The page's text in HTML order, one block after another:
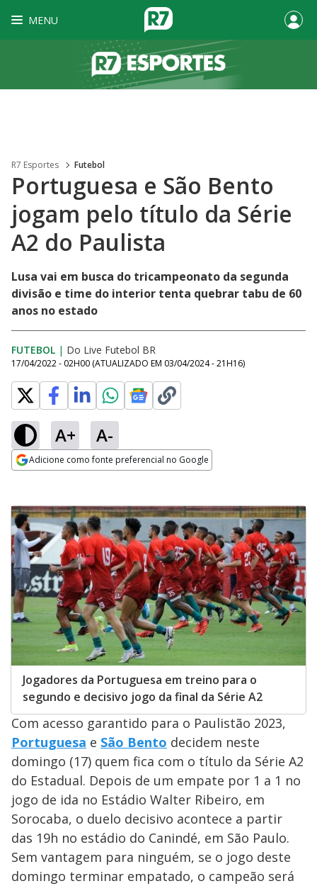
MENU
R7 Esportes Futebol
Portuguesa e São Bento
jogam pelo título da Série
A2 do Paulista
Lusa vai em busca do tricampeonato da segunda
divisão e time do interior tenta quebrar tabu de 60
anos no estado
FUTEBOL | Do Live Futebol BR
17/04/2022 - 02H00 (ATUALIZADO EM 03/04/2024 - 21H16)
A+ A-
Adicione como fonte preferencial no Google
Jogadores da Portuguesa em treino para o
segundo e decisivo jogo da final da Série A2
Com acesso garantido para o Paulistão 2023,
Portuguesa e São Bento decidem neste
domingo (17) quem fica com o título da Série A2
do Estadual. Depois de um empate por 1 a 1 no
jogo de ida no Estádio Walter Ribeiro, em
Sorocaba, o duelo decisivo acontece a partir
das 19h no estádio do Canindé, em São Paulo.
Sem vantagem para ninguém, se o jogo deste
domingo terminar empatado, o campeão será